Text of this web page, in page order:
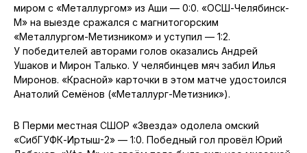
миром с «Металлургом» из Аши — 0:0. «ОСШ-Челябинск-
М» на выезде сражался с магнитогорским
«Металлургом-Метизником» и уступил — 1:2.
У победителей авторами голов оказались Андрей
Ушаков и Мирон Талько. У челябинцев мяч забил Илья
Миронов. «Красной» карточки в этом матче удостоился
Анатолий Семёнов («Металлург-Метизник»).
В Перми местная СШОР «Звезда» одолела омский
«СибГУФК-Иртыш-2» — 1:0. Победный гол провёл Юрий